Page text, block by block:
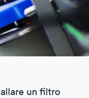
un filtro